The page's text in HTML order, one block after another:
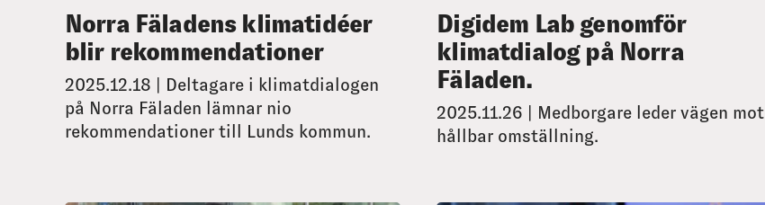
Norra Fäladens klimatidéer
blir rekommendationer
2025.12.18 | Deltagare i klimatdialogen
på Norra Fäladen lämnar nio
rekommendationer till Lunds kommun.
Digidem Lab genomför
klimatdialog på Norra
Fäladen.
2025.11.26 | Medborgare leder vägen mot
hållbar omställning.